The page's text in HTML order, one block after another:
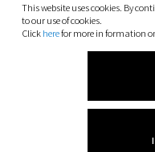
This website uses cookies. By
to our use of cookies.
Clickherefor more in formation
Phone: +81 89-927-9000
(C)